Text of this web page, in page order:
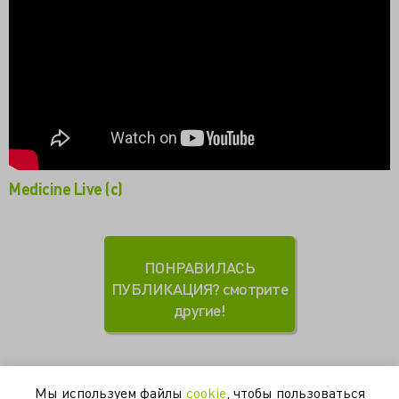
Medicine Live (c)
ПОНРАВИЛАСЬ
ПУБЛИКАЦИЯ? смотрите
другие!
Мы используем файлы cookie , чтобы пользоваться